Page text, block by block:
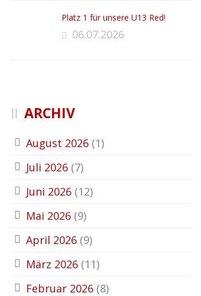
Platz 1 für unsere U13 Red!
06.07.2026
ARCHIV
August 2026 (1)
Juli 2026 (7)
Juni 2026 (12)
Mai 2026 (9)
April 2026 (9)
März 2026 (11)
Februar 2026 (8)